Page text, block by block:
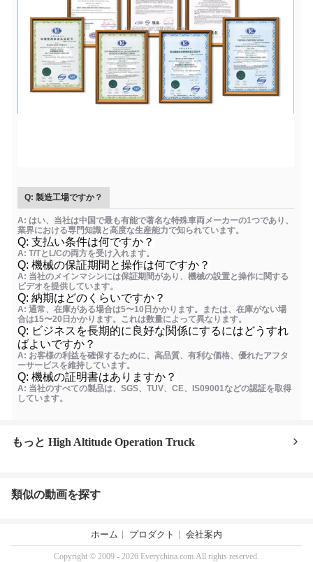
Q: 製造工場ですか？
A: はい、当社は中国で最も有能で著名な特殊車両メーカーの1つであり、
業界における専門知識と高度な生産能力で知られています。
Q: 支払い条件は何ですか？
A: T/TとL/Cの両方を受け入れます。
Q: 機械の保証期間と操作は何ですか？
A: 当社のメインマシンには保証期間があり、機械の設置と操作に関する
ビデオを提供しています。
Q: 納期はどのくらいですか？
A: 通常、在庫がある場合は5〜10日かかります。または、在庫がない場
合は15〜20日かかります。これは数量によって異なります。
Q: ビジネスを長期的に良好な関係にするにはどうすれ
ばよいですか？
A: お客様の利益を確保するために、高品質、有利な価格、優れたアフタ
ーサービスを維持しています。
Q: 機械の証明書はありますか？
A: 当社のすべての製品は、SGS、TUV、CE、IS09001などの認証を取得
しています。
もっと High Altitude Operation Truck
類似の動画を探す
ホーム プロダクト 会社案内
Copyright © 2009 - 2026 Everychina.com.All rights reserved.